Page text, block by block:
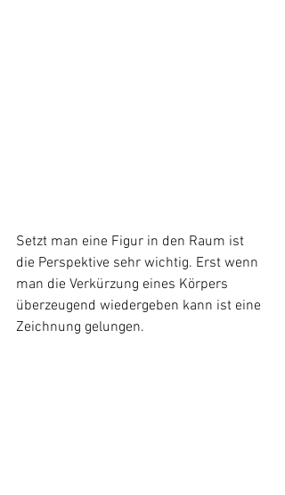
Setzt man eine Figur in den Raum ist
die Perspektive sehr wichtig. Erst wenn
man die Verkürzung eines Körpers
überzeugend wiedergeben kann ist eine
Zeichnung gelungen.